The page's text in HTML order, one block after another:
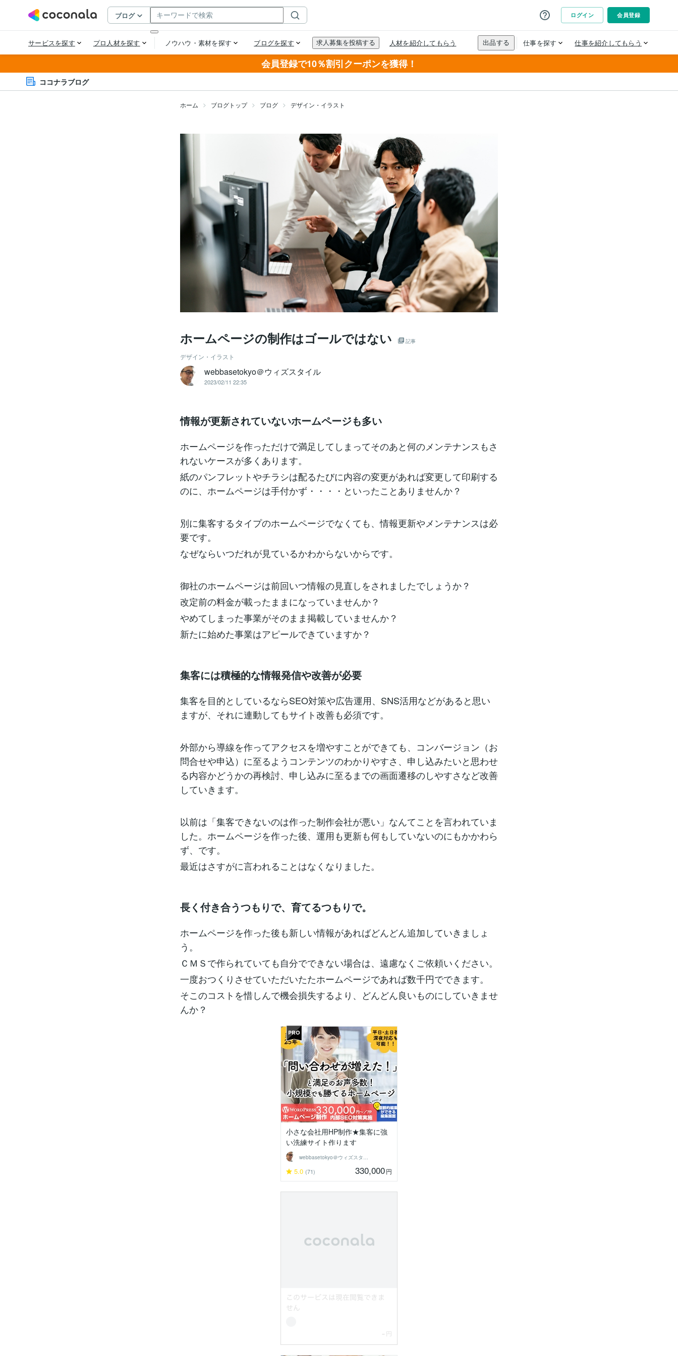
会員登録で10％割引クーポンを獲得！
ココナラブログ
ホーム ブログトップ ブログ デザイン・イラスト
ホームページの制作はゴールではない 記事
デザイン・イラスト
webbasetokyo＠ウィズスタイル
2023/02/11 22:35
情報が更新されていないホームページも多い
ホームページを作っただけで満足してしまってそのあと何のメンテナンスもさ
れないケースが多くあります。
紙のパンフレットやチラシは配るたびに内容の変更があれば変更して印刷する
のに、ホームページは手付かず・・・・といったことありませんか？
別に集客するタイプのホームページでなくても、情報更新やメンテナンスは必
要です。
なぜならいつだれが見ているかわからないからです。
御社のホームページは前回いつ情報の見直しをされましたでしょうか？
改定前の料金が載ったままになっていませんか？
やめてしまった事業がそのまま掲載していませんか？
新たに始めた事業はアピールできていますか？
集客には積極的な情報発信や改善が必要
集客を目的としているならSEO対策や広告運用、SNS活用などがあると思い
ますが、それに連動してもサイト改善も必須です。
外部から導線を作ってアクセスを増やすことができても、コンバージョン（お
問合せや申込）に至るようコンテンツのわかりやすさ、申し込みたいと思わせ
る内容かどうかの再検討、申し込みに至るまでの画面遷移のしやすさなど改善
していきます。
以前は「集客できないのは作った制作会社が悪い」なんてことを言われていま
した。ホームページを作った後、運用も更新も何もしていないのにもかかわら
ず、です。
最近はさすがに言われることはなくなりました。
長く付き合うつもりで、育てるつもりで。
ホームページを作った後も新しい情報があればどんどん追加していきましょ
う。
ＣＭＳで作られていても自分でできない場合は、遠慮なくご依頼いください。
一度おつくりさせていただいたたホームページであれば数千円でできます。
そこのコストを惜しんで機会損失するより、どんどん良いものにしていきませ
んか？
小さな会社用HP制作★集客に強
い洗練サイト作ります
webbasetokyo＠ウィズスタイル
5.0 (71) 330,000円